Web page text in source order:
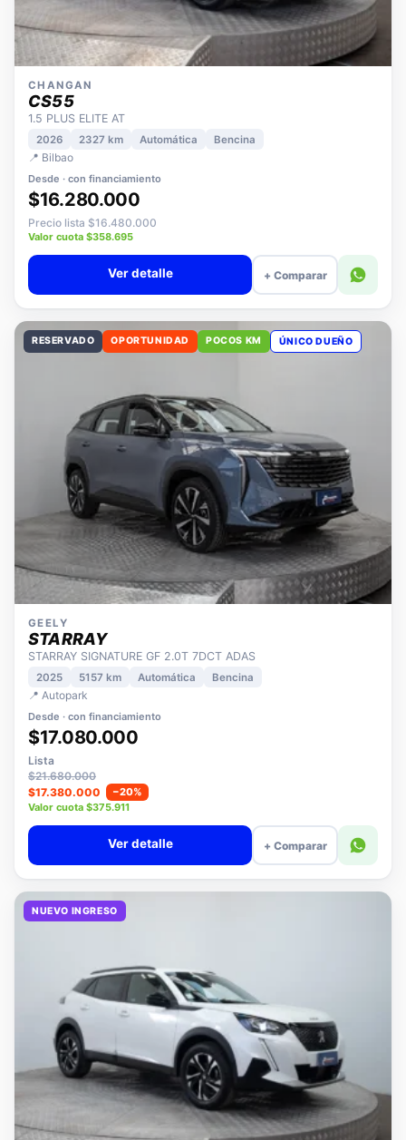
CHANGAN
CS55
1.5 PLUS ELITE AT
2026
📍 Bilbao
Desde · con financiamiento
$16.280.000
Precio lista $16.480.000
Valor cuota $358.695
+ Comparar
RESERVADO OPORTUNIDAD POCOS KM
GEELY
STARRAY
STARRAY SIGNATURE GF 2.0T 7DCT ADAS
2025 5157 km
📍 Autopark
Desde · con financiamiento
$17.080.000
Lista
$21.680.000
$17.380.000
−20%
Valor cuota $375.911
+ Comparar